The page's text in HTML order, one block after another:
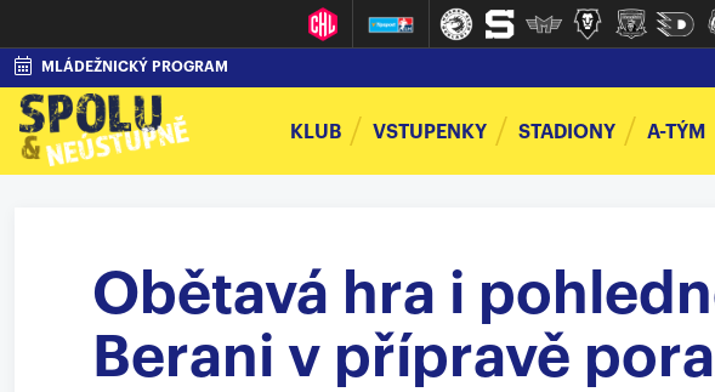
MLÁDEŽNICKÝ PROGRAM
KLUB VSTUPENKY STADIONY A-TÝM
Obětavá hra i
Berani v přípravě